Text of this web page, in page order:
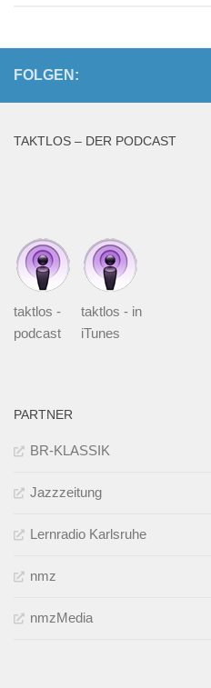
FOLGEN:
TAKTLOS – DER PODCAST
taktlos -
podcast
taktlos - in
iTunes
PARTNER
BR-KLASSIK
Jazzzeitung
Lernradio Karlsruhe
nmz
nmzMedia